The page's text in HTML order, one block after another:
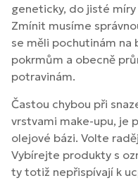
geneticky, do jisté
Zmínit musíme
se měli pochutinám na
pokrmům a obecně
potravinám.
Častou chybou při
vrstvami make-upu, je
olejové bázi. Volte
Vybírejte produkty s
ty totiž nepřispívají k